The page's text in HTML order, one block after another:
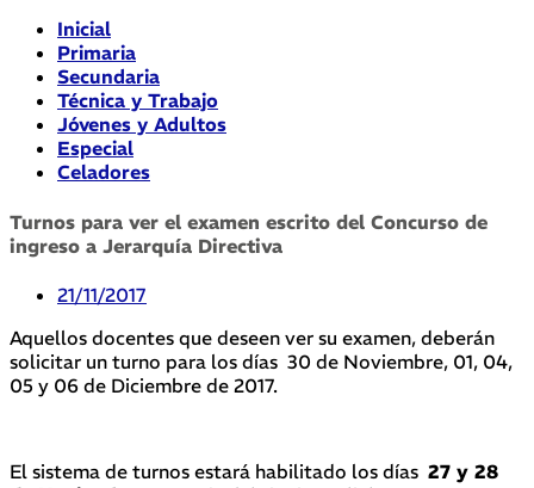
Inicial
Primaria
Secundaria
Técnica y Trabajo
Jóvenes y Adultos
Especial
Celadores
Turnos para ver el examen escrito del Concurso de
ingreso a Jerarquía Directiva
21/11/2017
Aquellos docentes que deseen ver su examen, deberán
solicitar un turno para los días 30 de Noviembre, 01, 04,
05 y 06 de Diciembre de 2017.
El sistema de turnos estará habilitado los días 27 y 28